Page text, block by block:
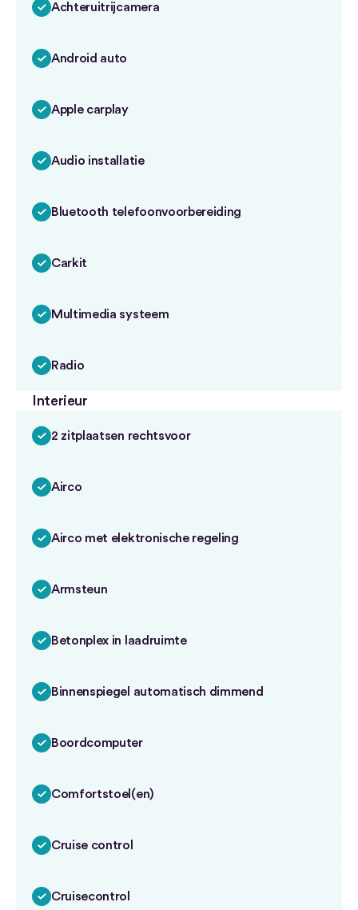
Achteruitrijcamera
Android auto
Apple carplay
Audio installatie
Bluetooth telefoonvoorbereiding
Carkit
Multimedia systeem
Radio
Interieur
2 zitplaatsen rechtsvoor
Airco
Airco met elektronische regeling
Armsteun
Betonplex in laadruimte
Binnenspiegel automatisch dimmend
Boordcomputer
Comfortstoel(en)
Cruise control
Cruisecontrol